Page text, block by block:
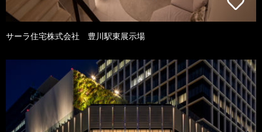
サーラ住宅株式会社 豊川駅東展示場